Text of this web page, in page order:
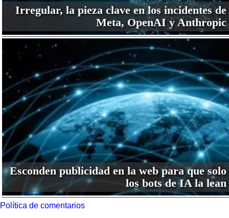
Irregular, la pieza clave en los incidentes de
Meta, OpenAI y Anthropic
Esconden publicidad en la web para que solo
los bots de IA la lean
Política de comentarios